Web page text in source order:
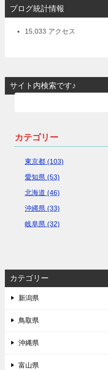
ブログ統計情報
15,033 アクセス
サイト内検索です♪
カテゴリー
東京都 (103)
愛知県 (53)
北海道 (46)
沖縄県 (33)
岐阜県 (32)
カテゴリー
新潟県
鳥取県
沖縄県
富山県